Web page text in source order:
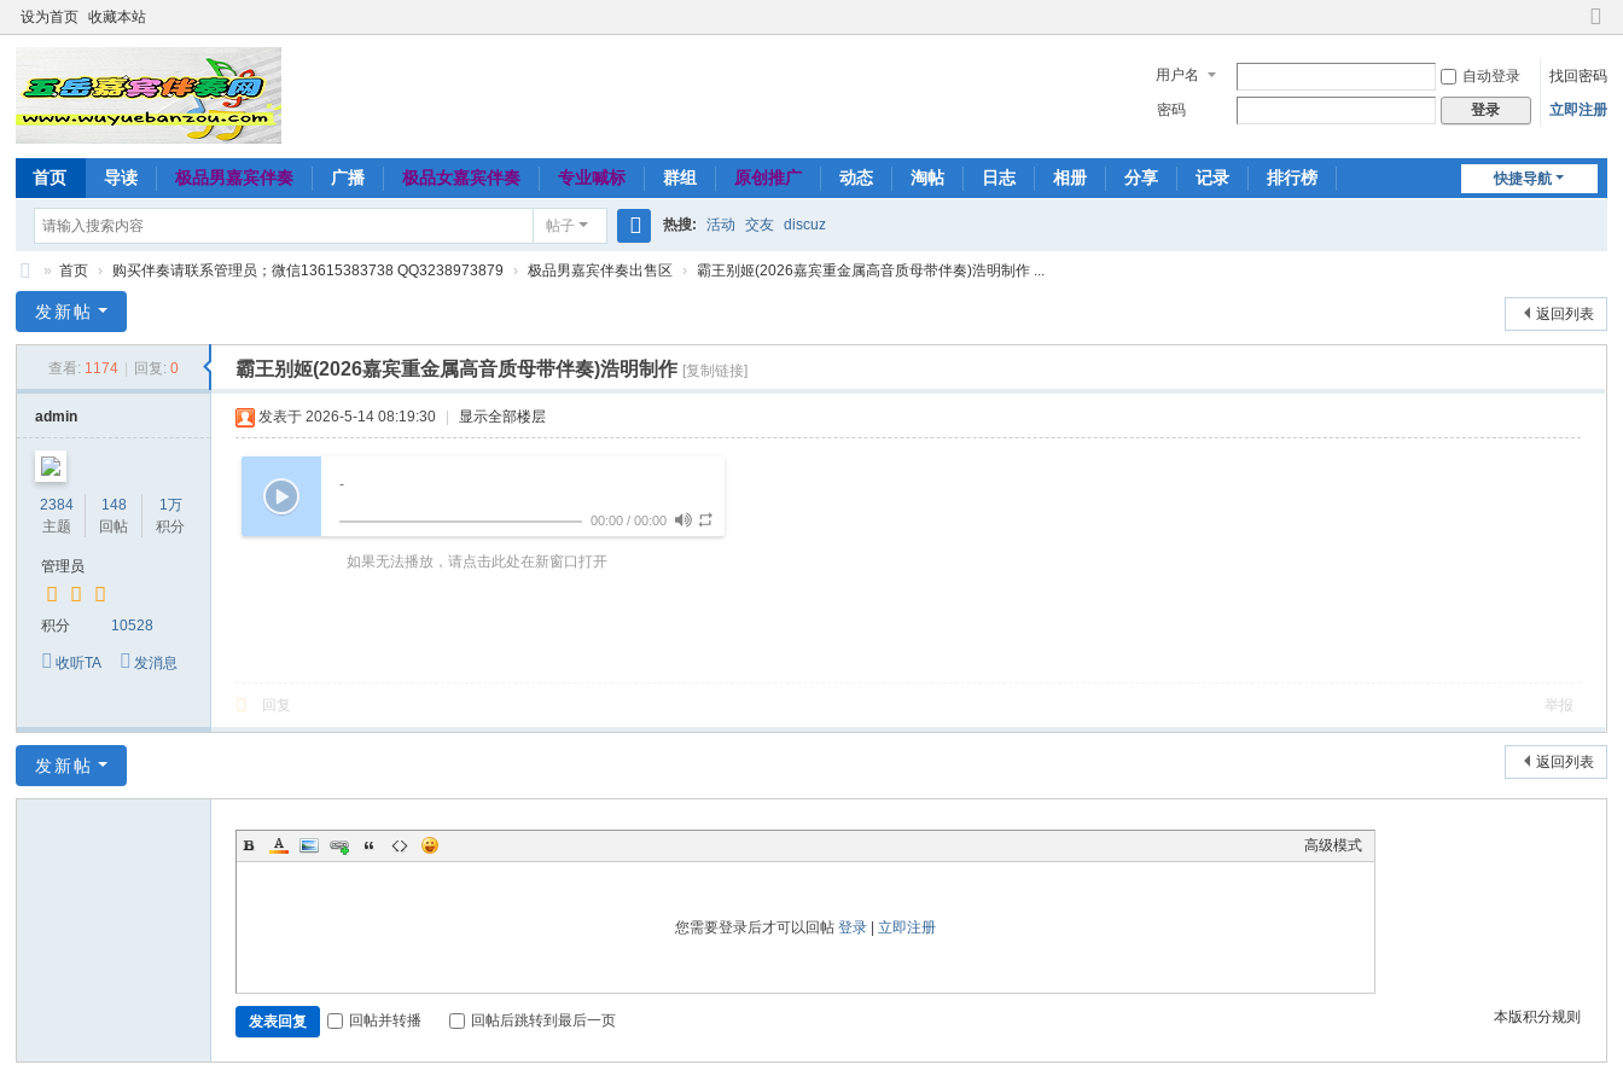
设为首页 收藏本站
切
到
窄
用户名 自动登录
找回密码
密码
登录 立即注册
快捷导航
首页 导读 极品男嘉宾伴奏 广播 极品女嘉宾伴奏 专业喊标 群组 原创推广 动态 淘帖 日志 相册 分享 记录 排行榜
帖子
搜
热搜: 活动 交友 discuz
岳
宾
伴
奏
伴
下
» 首页 › 购买伴奏请联系管理员；微信13615383738 QQ3238973879 › 极品男嘉宾伴奏出售区 › 霸王别姬(2026嘉宾重金属高音质母带伴奏)浩明制作 ...
返回列表
发新帖
查看: 1174 回复: 0 霸王别姬(2026嘉宾重金属高音质母带伴奏)浩明制作 [复制链接]
admin
2384
主题
148
回帖
1万
积分
管理员
积分 10528
收听TA 发消息
发表于 2026-5-14 08:19:30 显示全部楼层
-
00:00 /00:00
如果无法播放，请点击此处在新窗口打开
回复 举报
返回列表
发新帖
高级模式
您需要登录后才可以回帖登录 |立即注册
本版积分规则
发表回复 回帖并转播 回帖后跳转到最后一页